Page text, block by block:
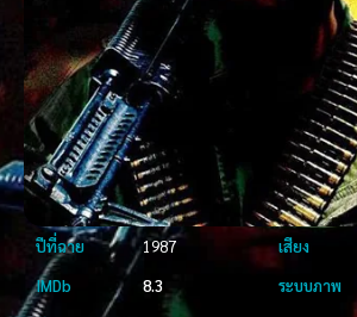
ปีที่ฉาย 1987 เสียง
IMDb
8.3 ระบบภาพ